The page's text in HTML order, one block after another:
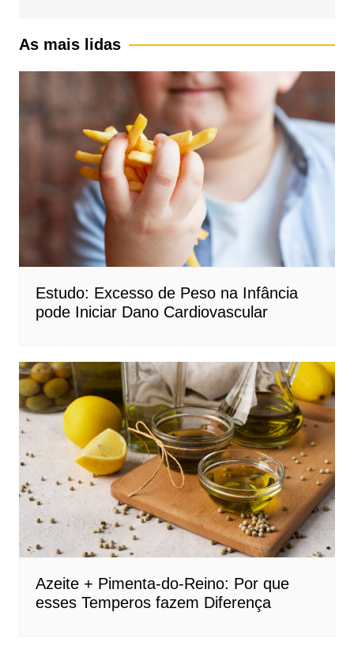
As mais lidas
Estudo: Excesso de Peso na Infância
pode Iniciar Dano Cardiovascular
Azeite + Pimenta-do-Reino: Por que
esses Temperos fazem Diferença